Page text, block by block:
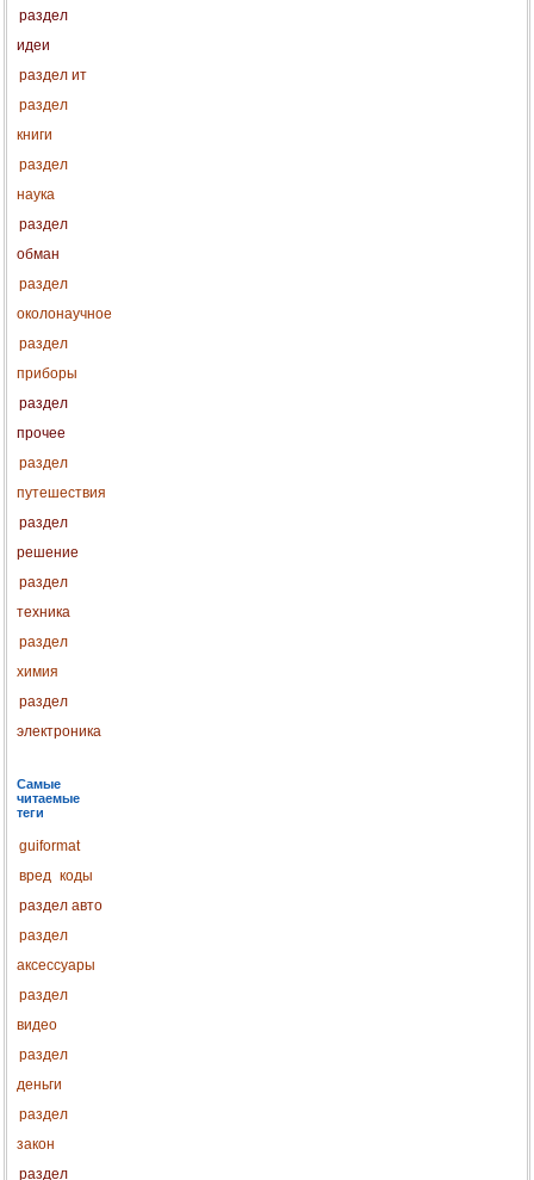
раздел
идеи
раздел ит
раздел
книги
раздел
наука
раздел
обман
раздел
околонаучное
раздел
приборы
раздел
прочее
раздел
путешествия
раздел
решение
раздел
техника
раздел
химия
раздел
электроника
Самые
читаемые
теги
guiformat
вред коды
раздел авто
раздел
аксессуары
раздел
видео
раздел
деньги
раздел
закон
раздел